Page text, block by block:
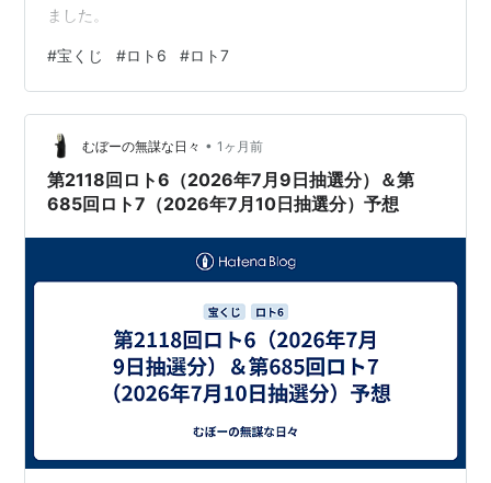
ました。
#宝くじ #ロト6 #ロト7
むぼーの無謀な日々 • 1ヶ月前
第2118回ロト6（2026年7月9日抽選分）＆第
685回ロト7（2026年7月10日抽選分）予想